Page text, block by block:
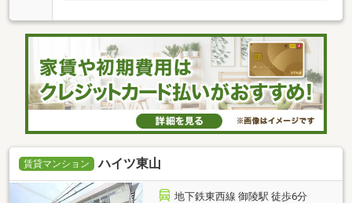
賃貸マンション ハイツ東山
地下鉄東西線 御陵駅 徒歩6分